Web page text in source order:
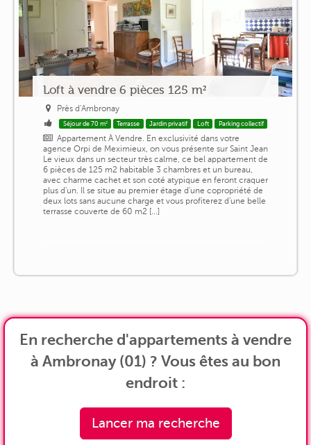
Loft à vendre 6 pièces 125 m²
Près d'Ambronay
Séjour de 70 m² Terrasse Jardin privatif Loft Parking collectif
Appartement À Vendre. En exclusivité dans votre
agence Orpi de Meximieux, on vous présente sur Saint Jean
Le vieux dans un secteur très calme, ce bel appartement de
6 pièces de 125 m2 habitable 3 chambres et un bureau,
avec charme cachet et son coté atypique en feront craquer
plus d'un. Il se situe au premier étage d'une copropriété de
deux lots sans aucune charge et vous profiterez d'une belle
terrasse couverte de 60 m2 [...]
En recherche d'appartements à vendre
à Ambronay (01) ? Vous êtes au bon
endroit :
Lancer ma recherche